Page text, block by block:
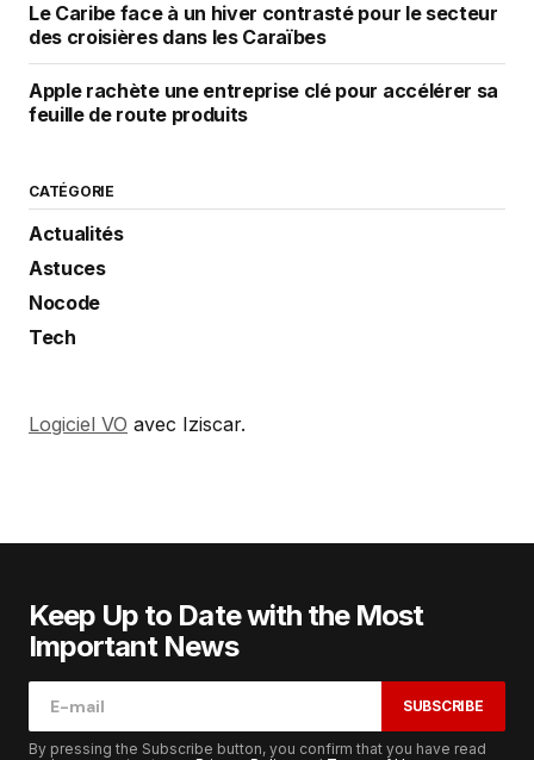
Le Caribe face à un hiver contrasté pour le secteur
des croisières dans les Caraïbes
Apple rachète une entreprise clé pour accélérer sa
feuille de route produits
CATÉGORIE
Actualités
Astuces
Nocode
Tech
Logiciel VO avec Iziscar.
Keep Up to Date with the Most
Important News
SUBSCRIBE
By pressing the Subscribe button, you confirm that you have read